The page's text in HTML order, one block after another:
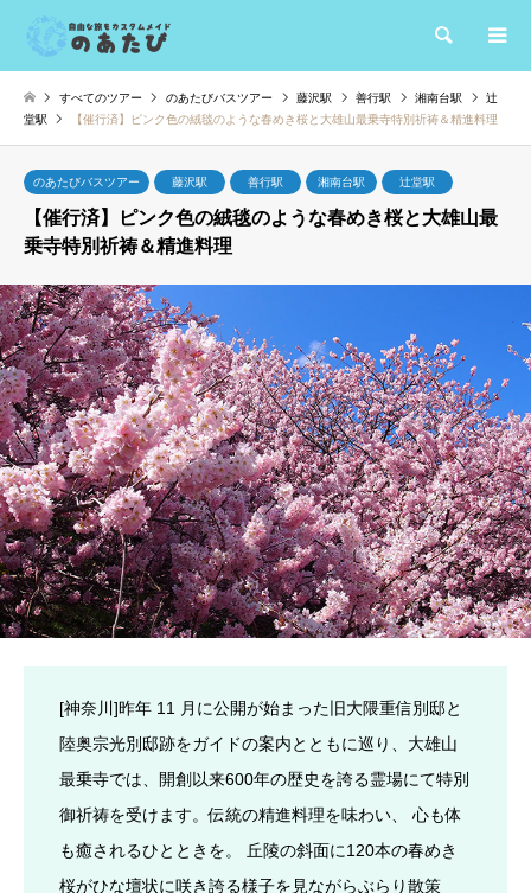
検索
すべてのツアー のあたびバスツアー 藤沢駅 善行駅 湘南台駅
辻
堂駅
【催行済】ピンク色の絨毯のような春めき桜と大雄山最乗寺特別祈祷＆精進料理
のあたびバスツアー 藤沢駅 善行駅 湘南台駅 辻堂駅
【催行済】ピンク色の絨毯のような春めき桜と大雄山最
乗寺特別祈祷＆精進料理
[神奈川]昨年 11 月に公開が始まった旧大隈重信別邸と
陸奥宗光別邸跡をガイドの案内とともに巡り、大雄山
最乗寺では、開創以来600年の歴史を誇る霊場にて特別
御祈祷を受けます。伝統の精進料理を味わい、 心も体
も癒されるひとときを。 丘陵の斜面に120本の春めき
桜がひな壇状に咲き誇る様子を見ながらぶらり散策